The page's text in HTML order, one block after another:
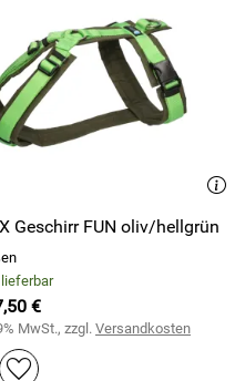
Geschirr FUN oliv/hellgrün
€
MwSt., zzgl. Versandkosten